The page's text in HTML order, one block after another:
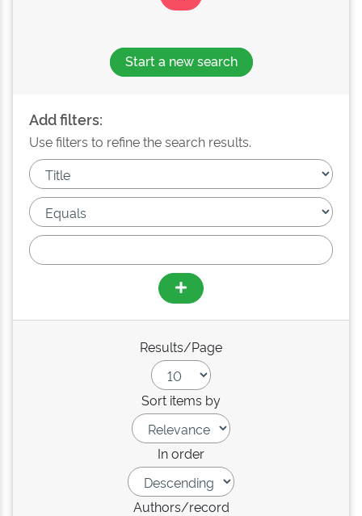
Start a new search
Add filters:
Use filters to refine the search results.
Results/Page
Sort items by
In order
Authors/record